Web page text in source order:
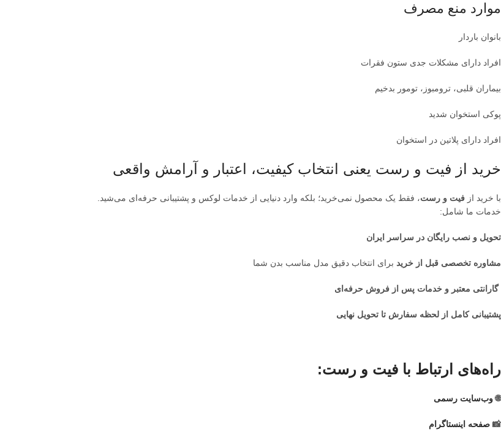
موارد منع مصرف
بانوان باردار
افراد دارای مشکلات جدی ستون فقرات
بیماران قلبی، ترومبوز، تومور بدخیم
پوکی استخوان شدید
افراد دارای پلاتین در استخوان
خرید از فیت و رست یعنی انتخاب کیفیت، اعتبار و آرامش واقعی
با خرید از فیت و رست، فقط یک محصول نمی‌خرید؛ بلکه وارد دنیایی از خدمات لوکس و پشتیبانی حرفه‌ای می‌شید.
خدمات ما شامل:
تحویل و نصب رایگان در سراسر ایران
مشاوره تخصصی قبل از خرید برای انتخاب دقیق مدل مناسب بدن شما
گارانتی معتبر و خدمات پس از فروش حرفه‌ای
پشتیبانی کامل از لحظه سفارش تا تحویل نهایی
راه‌های ارتباط با فیت و رست:
🌐وب‌سایت رسمی
📸 صفحه اینستاگرام